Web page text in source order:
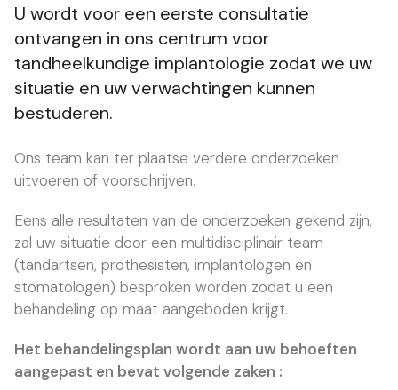
U wordt voor een eerste consultatie
ontvangen in ons centrum voor
tandheelkundige implantologie zodat we uw
situatie en uw verwachtingen kunnen
bestuderen.
Ons team kan ter plaatse verdere onderzoeken
uitvoeren of voorschrijven.
Eens alle resultaten van de onderzoeken gekend zijn,
zal uw situatie door een multidisciplinair team
(tandartsen, prothesisten, implantologen en
stomatologen) besproken worden zodat u een
behandeling op maat aangeboden krijgt.
Het behandelingsplan wordt aan uw behoeften
aangepast en bevat volgende zaken :